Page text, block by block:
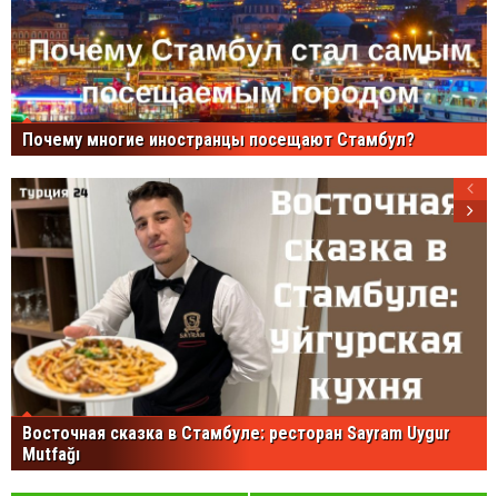
Почему многие иностранцы посещают Стамбул?
Восточная сказка в Стамбуле: ресторан Sayram Uygur
Mutfağı